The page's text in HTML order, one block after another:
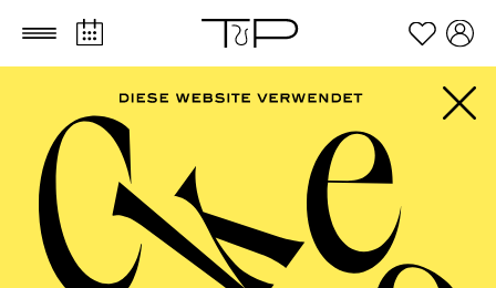
Zum Hauptinhalt springen Zum Footer springen
FILTER
FEBRUARY 2027